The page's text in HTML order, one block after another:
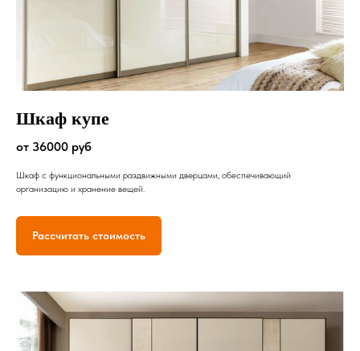
Шкаф купе
от 36000 руб
Шкаф с функциональными раздвижными дверцами, обеспечивающий
организацию и хранение вещей.
Рассчитать стоимость